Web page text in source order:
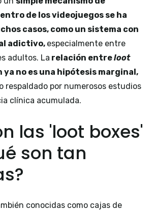
de los videojuegos se ha
casos, como un sistema con
adictivo, especialmente entre
adultos. La relación entreloot
ya no es una hipótesis marginal,
respaldado por numerosos estudios
clínica acumulada.
las 'loot boxes'
son tan
conocidas como cajas de